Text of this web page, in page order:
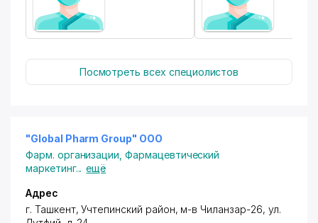
Посмотреть всех специолистов
"Global Pharm Group" ООО
Фарм. организации ,Фармацевтический
маркетинг... ещё
Адрес
г. Ташкент,Учтепинский район, м-в Чиланзар-26, ул.